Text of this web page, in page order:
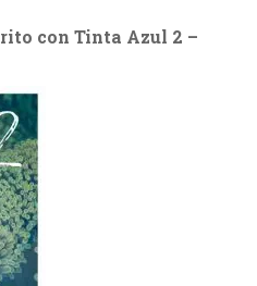
con Tinta Azul 2 –